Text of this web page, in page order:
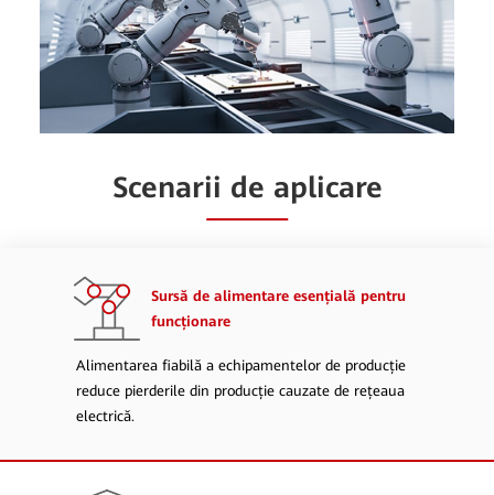
Scenarii de aplicare
Sursă de alimentare esențială pentru
funcționare
Alimentarea fiabilă a echipamentelor de producție
reduce pierderile din producție cauzate de rețeaua
electrică.